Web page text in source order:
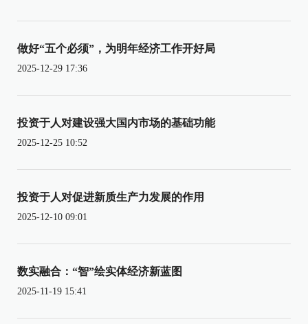
做好“五个必须”，为明年经济工作开好局
2025-12-29 17:36
投资于人对建设强大国内市场的基础功能
2025-12-25 10:52
投资于人对促进新质生产力发展的作用
2025-12-10 09:01
数实融合：“智”绘实体经济新蓝图
2025-11-19 15:41